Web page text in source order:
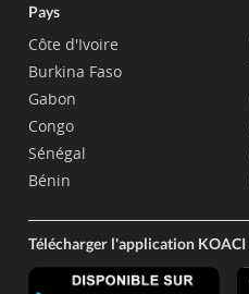
Pays
Côte d'Ivoire
Burkina Faso
Gabon
Congo
Sénégal
Bénin
Télécharger l'application KOACI